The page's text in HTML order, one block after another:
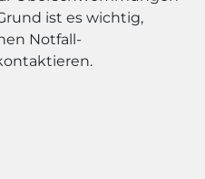
ist es wichtig,
Notfall-